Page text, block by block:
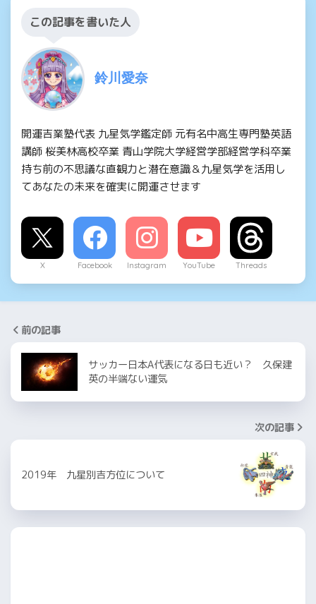
この記事を書いた人
鈴川愛奈
開運吉業塾代表 九星気学鑑定師 元有名中高生専門塾英語
講師 桜美林高校卒業 青山学院大学経営学部経営学科卒業
持ち前の不思議な直観力と潜在意識＆九星気学を活用し
てあなたの未来を確実に開運させます
X Facebook Instagram YouTube Threads
前の記事
サッカー日本A代表になる日も近い？ 久保建
英の半端ない運気
次の記事
2019年 九星別吉方位について